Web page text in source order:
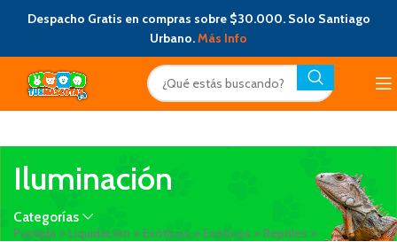
Despacho Gratis en compras sobre $30.000. Solo Santiago
Urbano.Más Info
Iluminación
Categorías
Portada »Liquidación »Exóticos »Exóticos »Reptiles »